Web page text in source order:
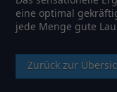
eine optimal
jede Menge gute
Zurück zur